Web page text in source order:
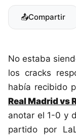
📤Compartir
No estaba
los cracks
había recibido
Real Madridvs
anotar el 1-0 y
partido por